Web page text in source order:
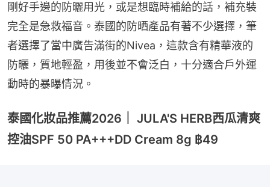
剛好手邊的防曬用光，或是想臨時補給的話，補充裝
完全是急救福音。泰國的防晒產品有著不少選擇，筆
者選擇了當中廣告滿街的Nivea，這款含有精華液的
防曬，質地輕盈，用後並不會泛白，十分適合戶外運
動時的暴曝情況。
泰國化妝品推薦2026｜ JULA'S HERB西瓜清爽
控油SPF 50 PA+++DD Cream 8g ฿49